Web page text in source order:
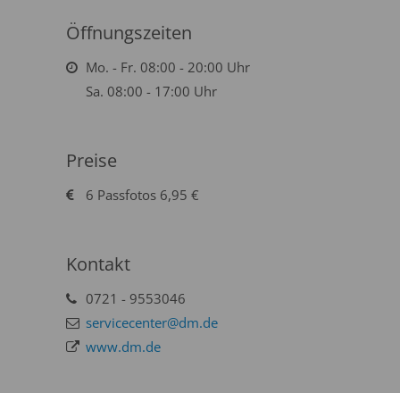
Öffnungszeiten
Mo. - Fr. 08:00 - 20:00 Uhr
Sa. 08:00 - 17:00 Uhr
Preise
6 Passfotos 6,95 €
Kontakt
0721 - 9553046
servicecenter@dm.de
www.dm.de